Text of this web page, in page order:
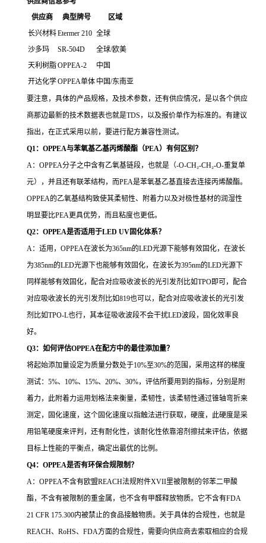
供应商
典型牌号
区域
长兴材料Etermer 210 全球
沙多玛
SR-504D
全球/欧美
天利树脂OPPEA-2
中国
开达化学OPPEA单体 中国/东南亚
要注意，具体的产品规格，及技术参数，还有供应情况，是以各个供应
商那边最新的技术数据表也就是TDS，以及报价单作为标准的。有建议
指出，在正式采用以前，要进行配方兼容性测试。
Q1：OPPEA与苯氧基乙基丙烯酸酯（PEA）有何区别？
A：OPPEA分子之中含有乙氧基链段，也就是（-O-CH₂-CH₂-O-重复单
元），并且还有联苯结构，而PEA是苯氧基乙基直接去连接丙烯酸酯。
OPPEA的乙氧基结构致使其柔韧性、附着力以及对极性基材的润湿性
明显要比PEA更具优势，而且粘度也更低。
Q2：OPPEA是否适用于LED UV固化体系？
A：适用，OPPEA在波长为365nm的LED光源下能够有效固化，在波长
为385nm的LED光源下也能够有效固化，在波长为395nm的LED光源下
同样能够有效固化，配合对应吸收波长的光引发剂比如TPO即可，配合
对应吸收波长的光引发剂比如819也可以，配合对应吸收波长的光引发
剂比如TPO-L也行，其本征吸收波段不会干扰LED波段，固化效率良
好。
Q3：如何评估OPPEA在配方中的最佳添加量？
将起始添加量设定为质量分数处于10%至30%的范围，采用这样的梯度
测试：5%、10%、15%、20%、30%，评估所要用到的指标，分别是附
着力，此附着力运用划格法来衡量，柔韧性，该柔韧性通过锥轴弯折来
测定，固化速度，这个固化速度以指触法进行获取，硬度，此硬度是采
用铅笔硬度来评判，还有耐化性，该耐化性依靠溶剂擦拭来评估，依据
目标上性能的平衡点，确定出最优的比例。
Q4：OPPEA是否有环保合规限制？
A：OPPEA不含有欧盟REACH法规附件XVII里被限制的邻苯二甲酸
酯，不含有被限制的重金属，也不含有甲醛释放物质。它不含有FDA
21 CFR 175.300内被禁止的食品接触物质。关于具体的合规性，也就是
REACH、RoHS、FDA方面的合规性，需要向供应商去索取相应的合规